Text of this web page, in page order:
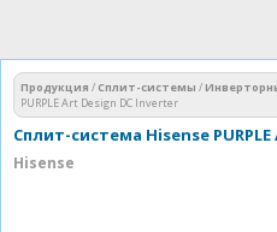
Вы здесь
Продукция / Сплит-системы /
PURPLE Art Design DC Inverter
Сплит-
Hisense